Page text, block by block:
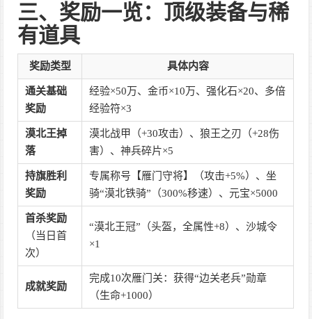
三、奖励一览：顶级装备与稀
有道具
奖励类型 具体内容
通关基础
奖励
经验×50万、金币×10万、强化石×20、多倍
经验符×3
漠北王掉
落
漠北战甲（+30攻击）、狼王之刃（+28伤
害）、神兵碎片×5
持旗胜利
奖励
专属称号【雁门守将】（攻击+5%）、坐
骑“漠北铁骑”（300%移速）、元宝×5000
首杀奖励
（当日首
次）
“漠北王冠”（头盔，全属性+8）、沙城令
×1
成就奖励
完成10次雁门关：获得“边关老兵”勋章
（生命+1000）